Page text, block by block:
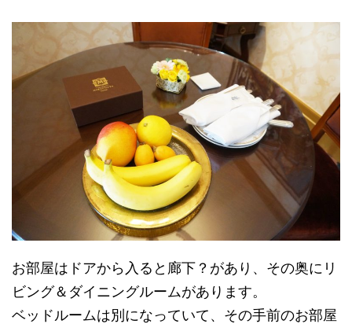
お部屋はドアから入ると廊下？があり、その奥にリ
ビング＆ダイニングルームがあります。
ベッドルームは別になっていて、その手前のお部屋